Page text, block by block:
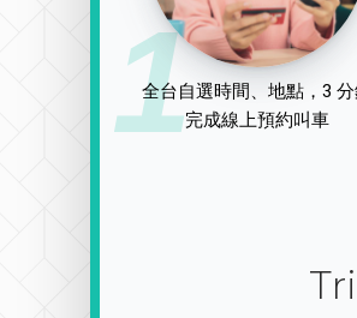
1
全台自選時間、地點，3
完成線上預約叫車